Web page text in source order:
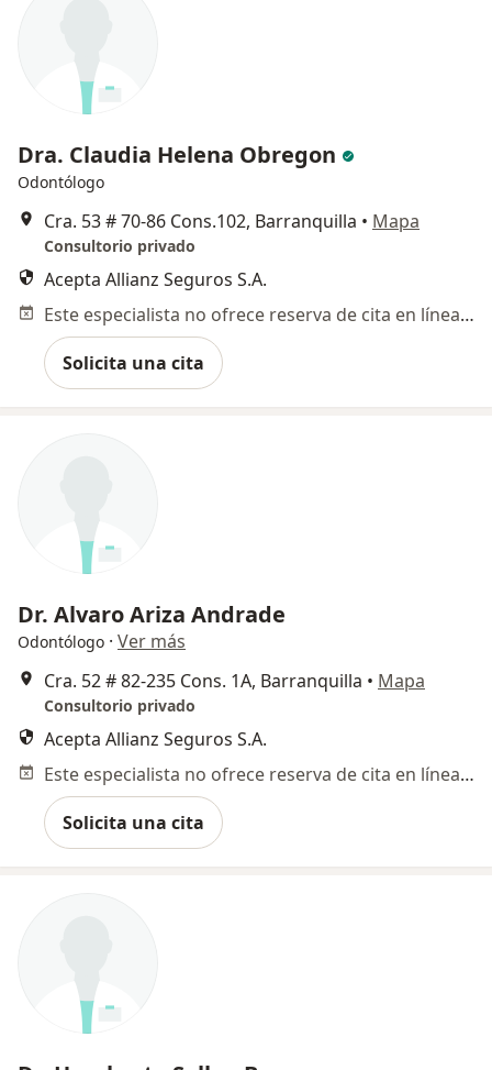
Dra. Claudia Helena Obregon
Odontólogo
Cra. 53 # 70-86 Cons.102, Barranquilla • Mapa
Consultorio privado
Acepta Allianz Seguros S.A.
Este especialista no ofrece reserva de cita en línea en esta dirección.
Solicita una cita
Dr. Alvaro Ariza Andrade
Odontólogo · Ver más
Cra. 52 # 82-235 Cons. 1A, Barranquilla • Mapa
Consultorio privado
Acepta Allianz Seguros S.A.
Este especialista no ofrece reserva de cita en línea en esta dirección.
Solicita una cita